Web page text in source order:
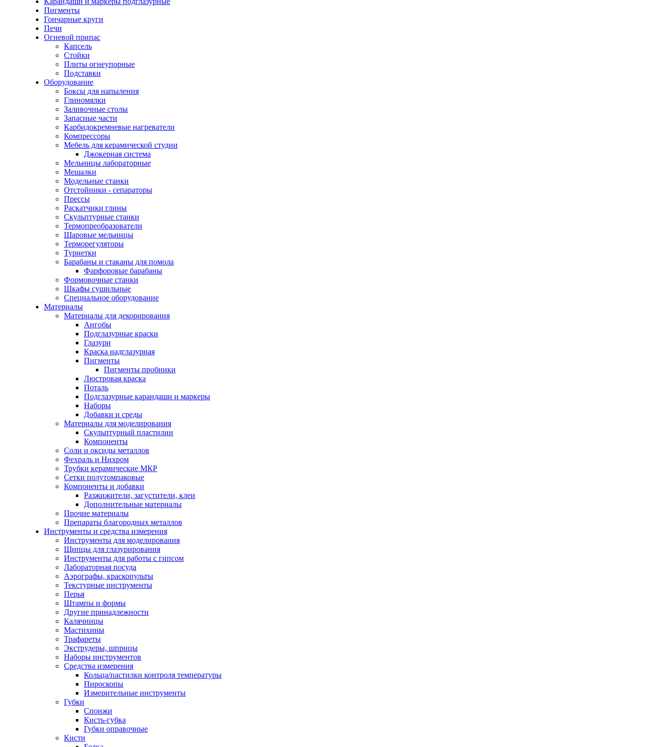
Пигменты
Гончарные круги
Печи
Огневой припас
Капсель
Стойки
Плиты огнеупорные
Подставки
Оборудование
Боксы для напыления
Глиномялки
Заливочные столы
Запасные части
Карбидокремневые нагреватели
Компрессоры
Мебель для керамической студии
Джокерная система
Мельницы лабораторные
Мешалки
Модельные станки
Отстойники - сепараторы
Прессы
Раскатчики глины
Скульптурные станки
Термопреобразователи
Шаровые мельницы
Терморегуляторы
Турнетки
Барабаны и стаканы для помола
Фарфоровые барабаны
Формовочные станки
Шкафы сушильные
Специальное оборудование
Материалы
Материалы для декорирования
Ангобы
Подглазурные краски
Глазури
Краска надглазурная
Пигменты
Пигменты пробники
Люстровая краска
Поталь
Подглазурные карандаши и маркеры
Наборы
Добавки и среды
Материалы для моделирования
Скульптурный пластилин
Компоненты
Соли и оксиды металлов
Фехраль и Нихром
Трубки керамические МКР
Сетки полутомпаковые
Компоненты и добавки
Разжижители, загустители, клеи
Дополнительные материалы
Прочие материалы
Препараты благородных металлов
Инструменты и средства измерения
Инструменты для моделирования
Щипцы для глазурирования
Инструменты для работы с гипсом
Лабораторная посуда
Аэрографы, краскопульты
Текстурные инструменты
Перья
Штампы и формы
Другие принадлежности
Калячницы
Мастихины
Трафареты
Экструдеры, шприцы
Наборы инструментов
Средства измерения
Кольца/пастилки контроля температуры
Пироскопы
Измерительные инструменты
Губки
Спонжи
Кисть-губка
Губки оправочные
Кисти